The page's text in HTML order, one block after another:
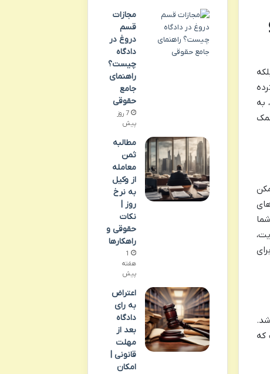
به
که
مجازات
قسم
دروغ در
دادگاه
چیست؟
راهنمای
جامع
حقوقی
7 روز
پیش
مطالبه
ثمن
معامله
از وکیل
به نرخ
روز |
نکات
حقوقی و
راهکارها
1
هفته
پیش
اعتراض
به رای
دادگاه
بعد از
مهلت
قانونی |
امکان